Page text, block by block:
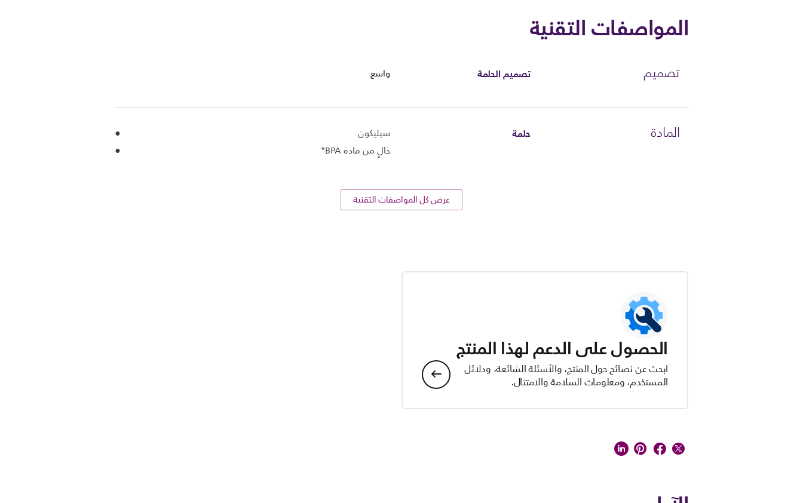
المواصفات التقنية
تصميم تصميم الحلمة واسع
المادة حلمة
سيليكون
خالٍ من مادة BPA*
عرض كل المواصفات التقنية
الحصول على الدعم لهذا المنتج
ابحث عن نصائح حول المنتج، والأسئلة الشائعة، ودلائل
المستخدم، ومعلومات السلامة والامتثال.